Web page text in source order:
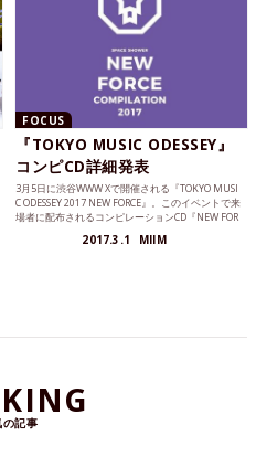
FOCUS
『TOKYO MUSIC ODESSEY』
コンピCD詳細発表
3月5日に渋谷WWW Xで開催される『TOKYO MUSI
C ODESSEY 2017 NEW FORCE』。このイベントで来
場者に配布されるコンピレーションCD『NEW FOR
2017.3.1 MIIM
の記事